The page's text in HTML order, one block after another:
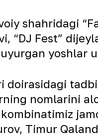
shahridagi
“DJ Fest”
yoshlar
doirasidagi
nomlarini
Timur